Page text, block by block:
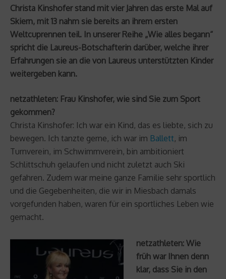
Christa Kinshofer stand mit vier Jahren das erste Mal auf
Skiern, mit 13 nahm sie bereits an ihrem ersten
Weltcuprennen teil. In unserer Reihe „Wie alles begann“
spricht die Laureus-Botschafterin darüber, welche ihrer
Erfahrungen sie an die von Laureus unterstützten Kinder
weitergeben kann.
netzathleten: Frau Kinshofer, wie sind Sie zum Sport
gekommen?
Christa Kinshofer: Ich war ein Kind, das es liebte, sich zu
bewegen. Ich tanzte gerne, ich war im Ballett, im
Turnverein, im Schwimmverein, bin ambitioniert
Schlittschuh gelaufen und nicht zuletzt auch Ski
gefahren. Zudem war meine ganze Familie sehr sportlich
und die Gegebenheiten, die wir in Miesbach damals
vorgefunden haben, waren für ein sportliches Leben wie
gemacht.
netzathleten: Wie
früh war Ihnen denn
klar, dass Sie in den